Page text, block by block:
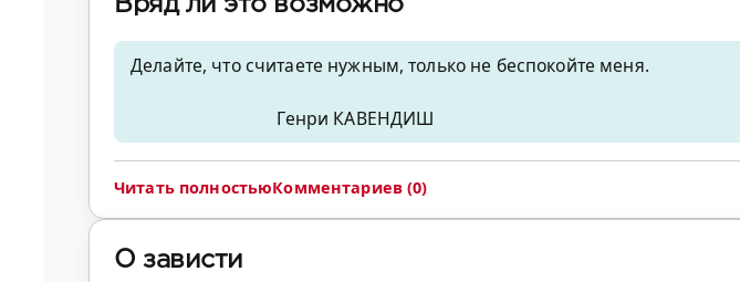
Вряд ли это возможно
Делайте, что считаете нужным, только не беспокойте меня.
Генри КАВЕНДИШ
Читать полностьюКомментариев (0)
О зависти